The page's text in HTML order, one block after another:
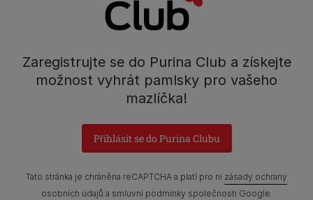
Zaregistrujte se do Purina Club a získejte
možnost vyhrát pamlsky pro vašeho
mazlíčka!
Přihlásit se do Purina Clubu
Tato stránka je chráněna reCAPTCHA a platí pro ni zásady ochrany
osobních údajů a smluvní podmínky společnosti Google.
Tel.: 800 135 135
Mezi Vodami 2035/31,
Praha 4 - Modřany
Prohlášení o přístupnosti Všeobecné podmínky
Marketingové podmínky Ochrana soukromí Soubory Cookies